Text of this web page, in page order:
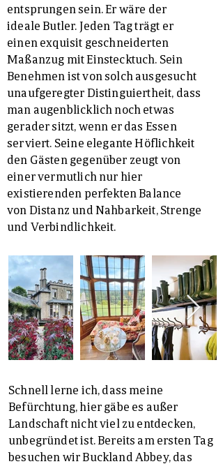
entsprungen sein. Er wäre der
ideale Butler. Jeden Tag trägt er
einen exquisit geschneiderten
Maßanzug mit Einstecktuch. Sein
Benehmen ist von solch ausgesucht
unaufgeregter Distinguiertheit, dass
man augenblicklich noch etwas
gerader sitzt, wenn er das Essen
serviert. Seine elegante Höflichkeit
den Gästen gegenüber zeugt von
einer vermutlich nur hier
existierenden perfekten Balance
von Distanz und Nahbarkeit, Strenge
und Verbindlichkeit.
Schnell lerne ich, dass meine
Befürchtung, hier gäbe es außer
Landschaft nicht viel zu entdecken,
unbegründet ist. Bereits am ersten Tag
besuchen wir Buckland Abbey, das